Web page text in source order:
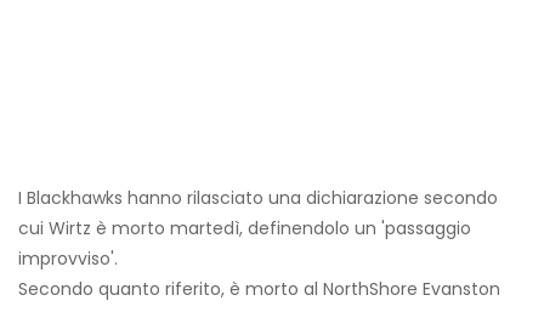
I Blackhawks hanno rilasciato una dichiarazione secondo
cui Wirtz è morto martedì, definendolo un 'passaggio
improvviso'.
Secondo quanto riferito, è morto al NorthShore Evanston